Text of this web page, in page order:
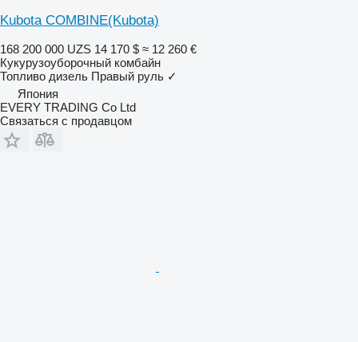
Kubota COMBINE(Kubota)
168 200 000 UZS 14 170 $ ≈ 12 260 €
Кукурузоуборочный комбайн
Топливо дизель Правый руль ✓
Япония
EVERY TRADING Co Ltd
Связаться с продавцом